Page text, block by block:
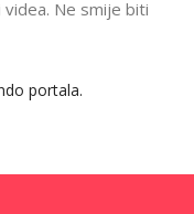
Ne smije biti
portala.